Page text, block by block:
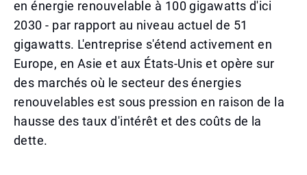
en énergie renouvelable à 100 gigawatts d'ici
2030 - par rapport au niveau actuel de 51
gigawatts. L'entreprise s'étend activement en
Europe, en Asie et aux États-Unis et opère sur
des marchés où le secteur des énergies
renouvelables est sous pression en raison de la
hausse des taux d'intérêt et des coûts de la
dette.